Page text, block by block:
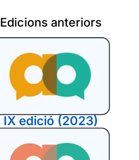
Edicions anteriors
IX edició (2023)